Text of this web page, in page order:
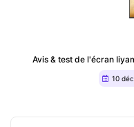
Avis & test de l'écran
10